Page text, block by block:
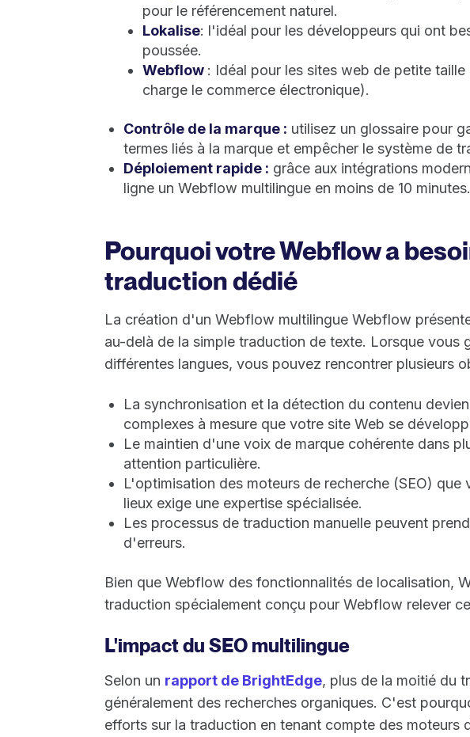
pour le référencement naturel.
Lokalise: l'idéal pour les développeurs qui ont
poussée.
Webflow : Idéal pour les sites web de petite
charge le commerce électronique).
Contrôle de la marque : utilisez un glossaire pour
termes liés à la marque et empêcher le système de
Déploiement rapide : grâce aux intégrations
ligne un Webflow multilingue en moins de 10 minutes.
Pourquoi votre Webflow a
traduction dédié
La création d'un Webflow multilingue Webflow
au-delà de la simple traduction de texte. Lorsque vous
différentes langues, vous pouvez rencontrer plusieurs
La synchronisation et la détection du contenu
complexes à mesure que votre site Web se
Le maintien d'une voix de marque cohérente dans
attention particulière.
L'optimisation des moteurs de recherche (SEO)
lieux exige une expertise spécialisée.
Les processus de traduction manuelle peuvent
d'erreurs.
Bien que Webflow des fonctionnalités de localisation,
traduction spécialement conçu pour Webflow relever
L'impact du SEO multilingue
Selon un rapport de BrightEdge, plus de la moitié du
généralement des recherches organiques. C'est
efforts sur la traduction en tenant compte des moteurs